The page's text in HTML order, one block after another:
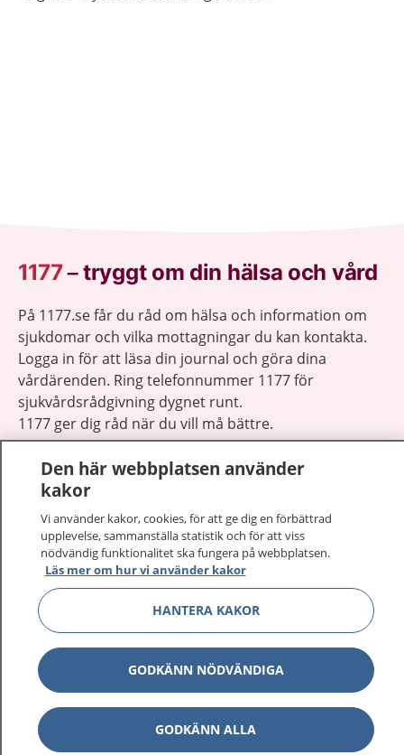
1177–tryggt om din hälsa och vård
På 1177.se får du råd om hälsa och information om
sjukdomar och vilka mottagningar du kan kontakta.
Logga in för att läsa din journal och göra dina
vårdärenden. Ring telefonnummer 1177 för
sjukvårdsrådgivning dygnet runt.
1177 ger dig råd när du vill må bättre.
1177 på flera språk
Om 1177 Visa
Visa
Behandling av personuppgifter
Den här webbplatsen använder
kakor
Vi använder kakor, cookies, för att ge dig en förbättrad
upplevelse, sammanställa statistik och för att viss
nödvändig funktionalitet ska fungera på webbplatsen.
Läs mer om hur vi använder kakor
HANTERA KAKOR
GODKÄNN NÖDVÄNDIGA
GODKÄNN ALLA